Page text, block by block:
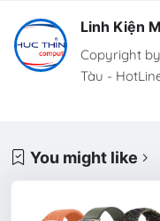
Linh Kiện
Copyright
Tàu -
You might like